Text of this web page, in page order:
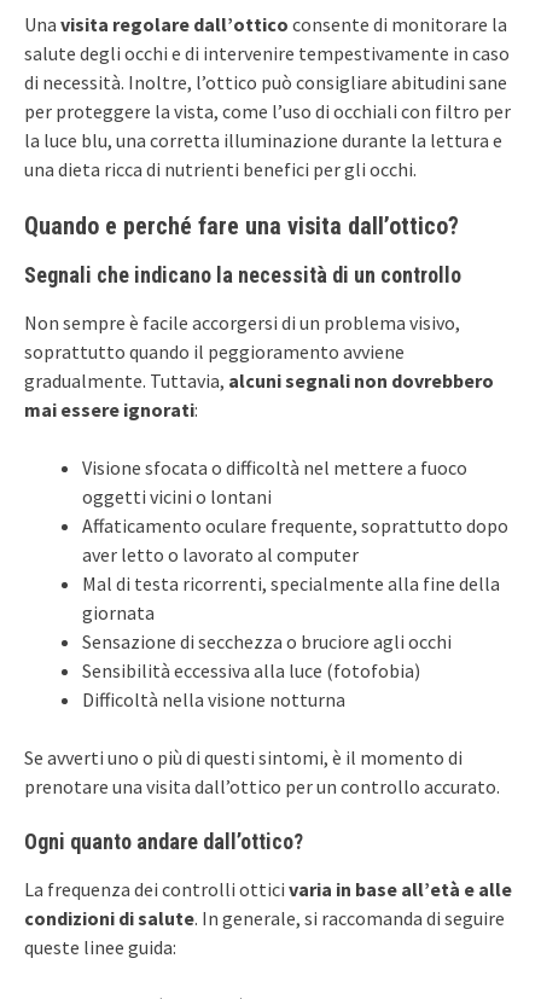
Una visita regolare dall’ottico consente di monitorare la
salute degli occhi e di intervenire tempestivamente in caso
di necessità. Inoltre, l’ottico può consigliare abitudini sane
per proteggere la vista, come l’uso di occhiali con filtro per
la luce blu, una corretta illuminazione durante la lettura e
una dieta ricca di nutrienti benefici per gli occhi.
Quando e perché fare una visita dall’ottico?
Segnali che indicano la necessità di un controllo
Non sempre è facile accorgersi di un problema visivo,
soprattutto quando il peggioramento avviene
gradualmente. Tuttavia, alcuni segnali non dovrebbero
mai essere ignorati:
Visione sfocata o difficoltà nel mettere a fuoco
oggetti vicini o lontani
Affaticamento oculare frequente, soprattutto dopo
aver letto o lavorato al computer
Mal di testa ricorrenti, specialmente alla fine della
giornata
Sensazione di secchezza o bruciore agli occhi
Sensibilità eccessiva alla luce (fotofobia)
Difficoltà nella visione notturna
Se avverti uno o più di questi sintomi, è il momento di
prenotare una visita dall’ottico per un controllo accurato.
Ogni quanto andare dall’ottico?
La frequenza dei controlli ottici varia in base all’età e alle
condizioni di salute. In generale, si raccomanda di seguire
queste linee guida: